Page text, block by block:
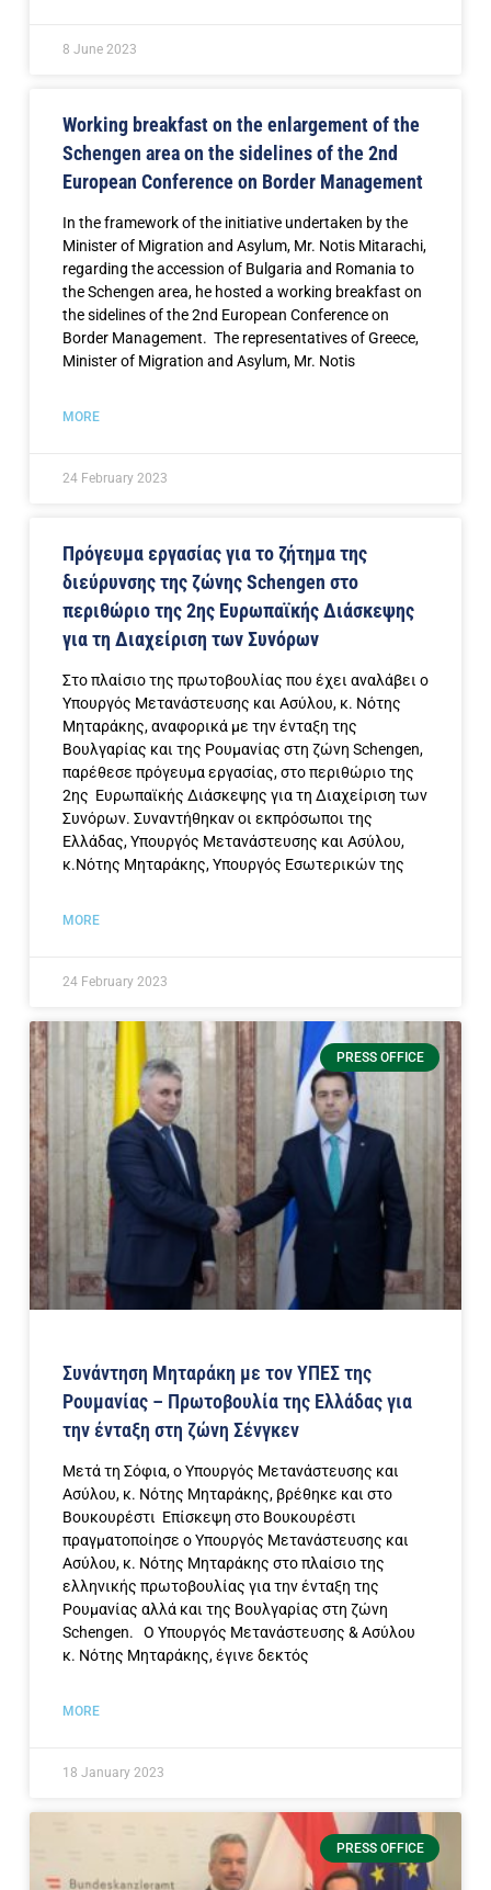
8 June 2023
Working breakfast on the enlargement of the
Schengen area on the sidelines of the 2nd
European Conference on Border Management
In the framework of the initiative undertaken by the
Minister of Μigration and Asylum, Mr. Notis Mitarachi,
regarding the accession of Bulgaria and Romania to
the Schengen area, he hosted a working breakfast on
the sidelines of the 2nd European Conference on
Border Management. The representatives of Greece,
Minister of Migration and Asylum, Mr. Notis
MORE
24 February 2023
Πρόγευμα εργασίας για το ζήτημα της
διεύρυνσης της ζώνης Schengen στο
περιθώριο της 2ης Ευρωπαϊκής Διάσκεψης
για τη Διαχείριση των Συνόρων
Στο πλαίσιο της πρωτοβουλίας που έχει αναλάβει ο
Υπουργός Μετανάστευσης και Ασύλου, κ. Νότης
Μηταράκης, αναφορικά με την ένταξη της
Βουλγαρίας και της Ρουμανίας στη ζώνη Schengen,
παρέθεσε πρόγευμα εργασίας, στο περιθώριο της
2ης Ευρωπαϊκής Διάσκεψης για τη Διαχείριση των
Συνόρων. Συναντήθηκαν οι εκπρόσωποι της
Ελλάδας, Υπουργός Μετανάστευσης και Ασύλου,
κ.Νότης Μηταράκης, Υπουργός Εσωτερικών της
MORE
24 February 2023
PRESS OFFICE
Συνάντηση Μηταράκη με τον ΥΠΕΣ της
Ρουμανίας – Πρωτοβουλία της Ελλάδας για
την ένταξη στη ζώνη Σένγκεν
Μετά τη Σόφια, ο Υπουργός Μετανάστευσης και
Ασύλου, κ. Νότης Μηταράκης, βρέθηκε και στο
Βουκουρέστι Επίσκεψη στο Βουκουρέστι
πραγματοποίησε ο Υπουργός Μετανάστευσης και
Ασύλου, κ. Νότης Μηταράκης στο πλαίσιο της
ελληνικής πρωτοβουλίας για την ένταξη της
Ρουμανίας αλλά και της Βουλγαρίας στη ζώνη
Schengen. Ο Υπουργός Μετανάστευσης & Ασύλου
κ. Νότης Μηταράκης, έγινε δεκτός
MORE
18 January 2023
PRESS OFFICE